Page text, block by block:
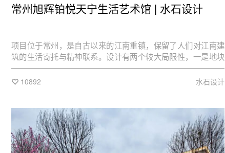
常州旭辉铂悦天宁生活艺术馆 | 水石设计
项目位于常州，是自古以来的江南重镇，保留了人们对江南建
筑的生活寄托与精神联系。设计有两个较大局限性，一是地块
位于高层组团密集社区内，用地局限；二是前期需要完成销售
中心的功能，后续要转为社区中心。带着这两个限制，设计师
10892 水石设计